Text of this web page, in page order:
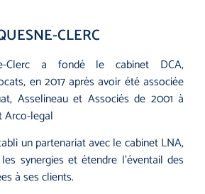
CLERC
Clerc a fondé le cabinet DCA,
en 2017 après avoir été associée
Asselineau et Associés de 2001 à
Arco-legal
un partenariat avec le cabinet LNA,
synergies et étendre l’éventail des
à ses clients.